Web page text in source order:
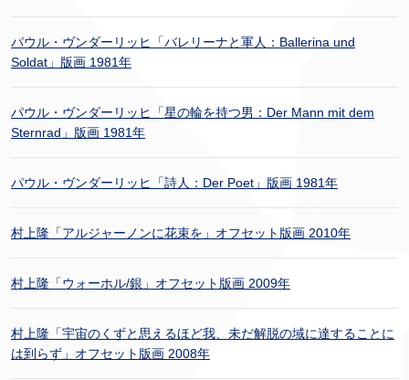
パウル・ヴンダーリッヒ「バレリーナと軍人：Ballerina und
Soldat」版画 1981年
パウル・ヴンダーリッヒ「星の輪を持つ男：Der Mann mit dem
Sternrad」版画 1981年
パウル・ヴンダーリッヒ「詩人：Der Poet」版画 1981年
村上隆「アルジャーノンに花束を」オフセット版画 2010年
村上隆「ウォーホル/銀」オフセット版画 2009年
村上隆「宇宙のくずと思えるほど我、未だ解脱の域に達することに
は到らず」オフセット版画 2008年